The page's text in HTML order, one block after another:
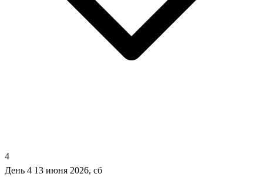
4
День 4 13 июня 2026, сб